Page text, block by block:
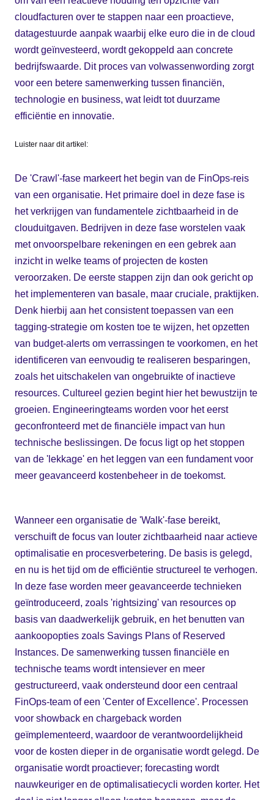
cloudfacturen over te stappen naar een proactieve,
datagestuurde aanpak waarbij elke euro die in de cloud
wordt geïnvesteerd, wordt gekoppeld aan concrete
bedrijfswaarde. Dit proces van volwassenwording zorgt
voor een betere samenwerking tussen financiën,
technologie en business, wat leidt tot duurzame
efficiëntie en innovatie.
Luister naar dit artikel:
De 'Crawl'-fase markeert het begin van de FinOps-reis
van een organisatie. Het primaire doel in deze fase is
het verkrijgen van fundamentele zichtbaarheid in de
clouduitgaven. Bedrijven in deze fase worstelen vaak
met onvoorspelbare rekeningen en een gebrek aan
inzicht in welke teams of projecten de kosten
veroorzaken. De eerste stappen zijn dan ook gericht op
het implementeren van basale, maar cruciale, praktijken.
Denk hierbij aan het consistent toepassen van een
tagging-strategie om kosten toe te wijzen, het opzetten
van budget-alerts om verrassingen te voorkomen, en het
identificeren van eenvoudig te realiseren besparingen,
zoals het uitschakelen van ongebruikte of inactieve
resources. Cultureel gezien begint hier het bewustzijn te
groeien. Engineeringteams worden voor het eerst
geconfronteerd met de financiële impact van hun
technische beslissingen. De focus ligt op het stoppen
van de 'lekkage' en het leggen van een fundament voor
meer geavanceerd kostenbeheer in de toekomst.
Wanneer een organisatie de 'Walk'-fase bereikt,
verschuift de focus van louter zichtbaarheid naar actieve
optimalisatie en procesverbetering. De basis is gelegd,
en nu is het tijd om de efficiëntie structureel te verhogen.
In deze fase worden meer geavanceerde technieken
geïntroduceerd, zoals 'rightsizing' van resources op
basis van daadwerkelijk gebruik, en het benutten van
aankoopopties zoals Savings Plans of Reserved
Instances. De samenwerking tussen financiële en
technische teams wordt intensiever en meer
gestructureerd, vaak ondersteund door een centraal
FinOps-team of een 'Center of Excellence'. Processen
voor showback en chargeback worden
geïmplementeerd, waardoor de verantwoordelijkheid
voor de kosten dieper in de organisatie wordt gelegd. De
organisatie wordt proactiever; forecasting wordt
nauwkeuriger en de optimalisatiecycli worden korter. Het